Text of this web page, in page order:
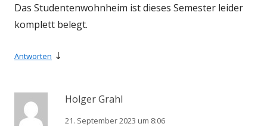
Das Studentenwohnheim ist dieses Semester leider
komplett belegt.
Antworten ↓
Holger Grahl
21. September 2023 um 8:06